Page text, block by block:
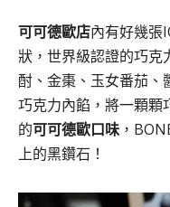
可可德歐店內有好幾張
狀，世界級認證的巧克
酎、金棗、玉女番茄、
巧克力內餡，將一顆顆
的可可德歐口味 ，
上的黑鑽石！